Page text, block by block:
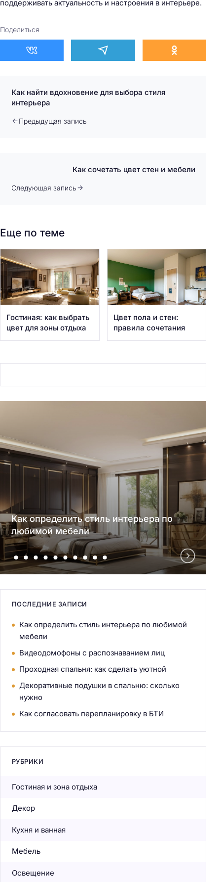
поддерживать актуальность и настроения в интерьере.
Поделиться
Как найти вдохновение для выбора стиля
интерьера
Предыдущая запись
Как сочетать цвет стен и мебели
Следующая запись
Еще по теме
Гостиная: как выбрать
цвет для зоны отдыха
Цвет пола и стен:
правила сочетания
Как определить стиль интерьера по
любимой мебели
ПОСЛЕДНИЕ ЗАПИСИ
Как определить стиль интерьера по любимой
мебели
Видеодомофоны с распознаванием лиц
Проходная спальня: как сделать уютной
Декоративные подушки в спальню: сколько
нужно
Как согласовать перепланировку в БТИ
РУБРИКИ
Гостиная и зона отдыха
Декор
Кухня и ванная
Мебель
Освещение